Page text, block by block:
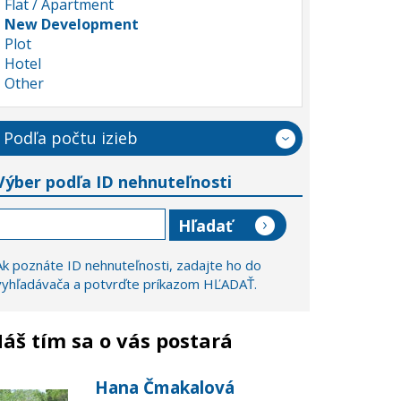
Flat / Apartment
New Development
Plot
Hotel
Other
Podľa počtu izieb
podľa ID nehnuteľnosti
poznáte ID nehnuteľnosti, zadajte ho do
a potvrďte príkazom HĽADAŤ.
tím sa o vás postará
Hana Čmakalová